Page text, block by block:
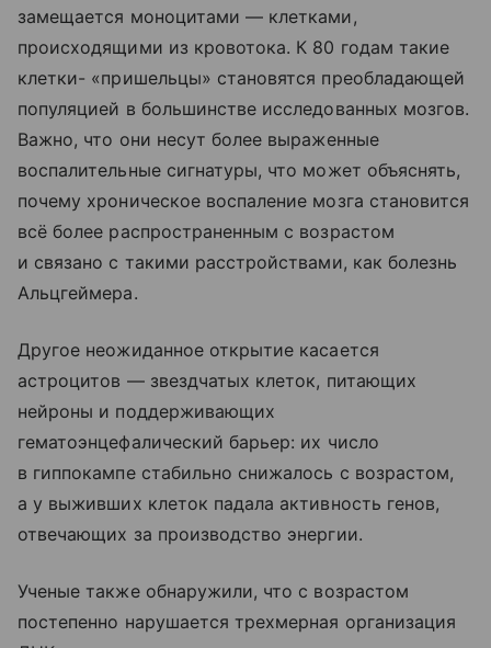
замещается моноцитами — клетками,
происходящими из кровотока. К 80 годам такие
клетки- «пришельцы» становятся преобладающей
популяцией в большинстве исследованных мозгов.
Важно, что они несут более выраженные
воспалительные сигнатуры, что может объяснять,
почему хроническое воспаление мозга становится
всё более распространенным с возрастом
и связано с такими расстройствами, как болезнь
Альцгеймера.
Другое неожиданное открытие касается
астроцитов — звездчатых клеток, питающих
нейроны и поддерживающих
гематоэнцефалический барьер: их число
в гиппокампе стабильно снижалось с возрастом,
а у выживших клеток падала активность генов,
отвечающих за производство энергии.
Ученые также обнаружили, что с возрастом
постепенно нарушается трехмерная организация